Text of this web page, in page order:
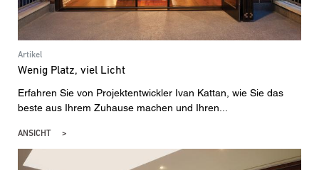
Artikel
Wenig Platz, viel Licht
Erfahren Sie von Projektentwickler Ivan Kattan, wie Sie das
beste aus Ihrem Zuhause machen und Ihren...
ANSICHT